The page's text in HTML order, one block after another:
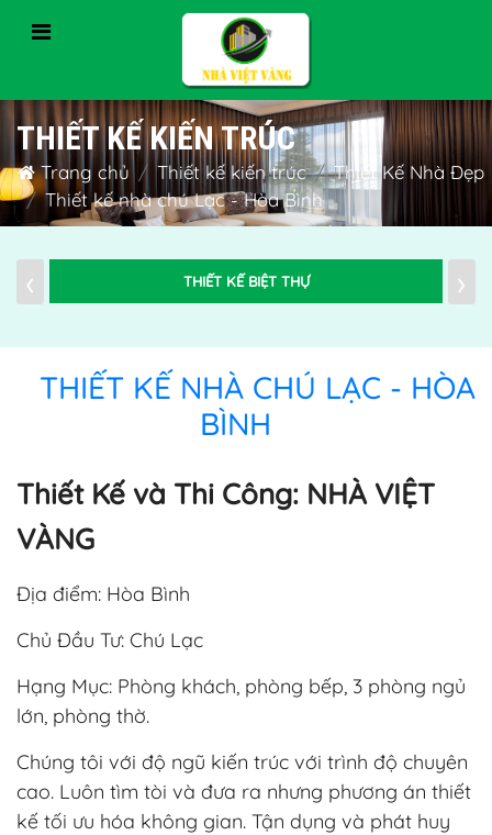
THIẾT KẾ KIẾN TRÚC
Trang chủ Thiết kế kiến trúc
Thiết Kế Nhà Đẹp
Thiết kế nhà chú Lạc - Hòa Bình
THIẾT KẾ BIỆT THỰ
‹ ›
THIẾT KẾ NHÀ CHÚ LẠC - HÒA
BÌNH
Thiết Kế và Thi Công: NHÀ VIỆT
VÀNG
Địa điểm: Hòa Bình
Chủ Đầu Tư: Chú Lạc
Hạng Mục: Phòng khách, phòng bếp, 3 phòng ngủ
lớn, phòng thờ.
Chúng tôi với độ ngũ kiến trúc với trình độ chuyên
cao. Luôn tìm tòi và đưa ra nhưng phương án thiết
kế tối ưu hóa không gian. Tận dụng và phát huy